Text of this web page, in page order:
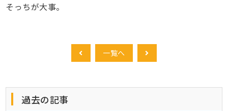
そっちが大事。
一覧へ
過去の記事